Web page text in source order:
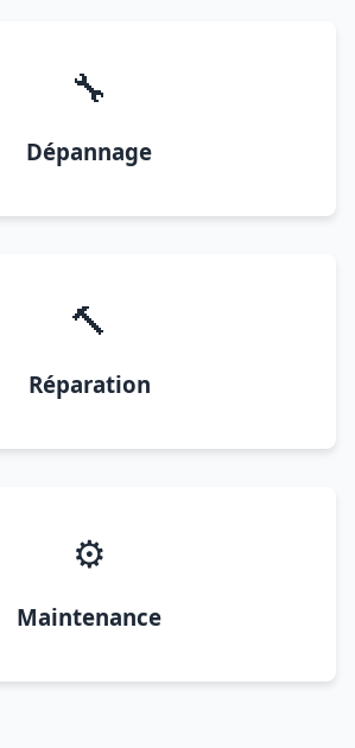
🔧
Dépannage
🔨
Réparation
⚙️
Maintenance